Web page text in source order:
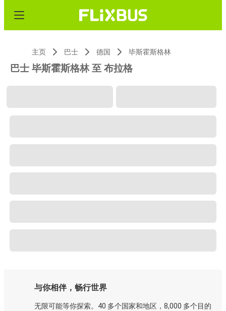
主页 巴士 德国 毕斯霍斯格林
巴士 毕斯霍斯格林 至 布拉格
与你相伴，畅行世界
无限可能等你探索。40 多个国家和地区，8,000 多个目的